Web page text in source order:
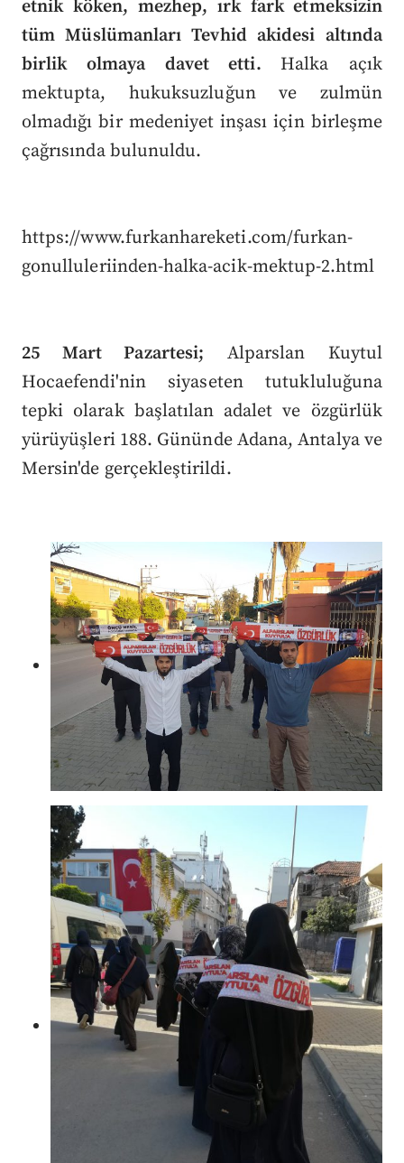
etnik köken, mezhep, ırk fark etmeksizin
tüm Müslümanları Tevhid akidesi altında
birlik olmaya davet etti. Halka açık
mektupta, hukuksuzluğun ve zulmün
olmadığı bir medeniyet inşası için birleşme
çağrısında bulunuldu.
https://www.furkanhareketi.com/furkan-
gonulluleriinden-halka-acik-mektup-2.html
25 Mart Pazartesi; Alparslan Kuytul
Hocaefendi'nin siyaseten tutukluluğuna
tepki olarak başlatılan adalet ve özgürlük
yürüyüşleri 188. Gününde Adana, Antalya ve
Mersin'de gerçekleştirildi.